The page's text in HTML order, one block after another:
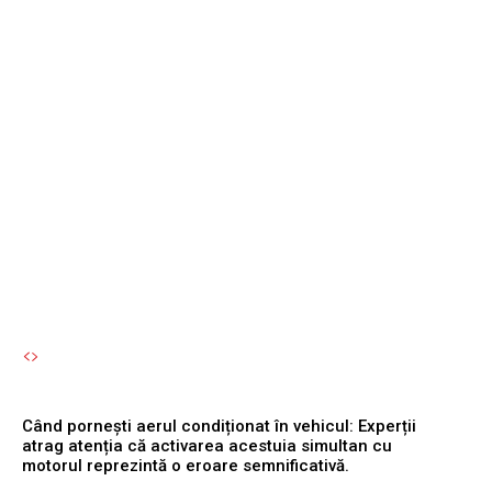
Când pornești aerul condiționat în vehicul: Experții
atrag atenția că activarea acestuia simultan cu
motorul reprezintă o eroare semnificativă.